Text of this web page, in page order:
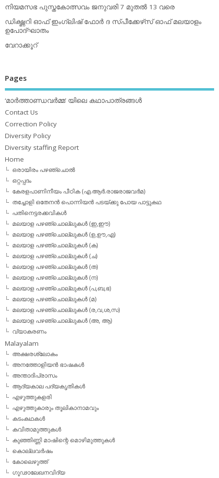
നിയമസഭ പുസ്തകോത്സവം ജനുവരി 7 മുതല്‍ 13 വരെ
ഡിക്ഷ്ണറി ഓഫ് ഇംഗ്ലിഷ് ഫോര്‍ ദ സ്പീക്കേഴ്‌സ് ഓഫ് മലയാളം
ഉപോദ്ഘാതം
വേറാക്കൂറ്
Pages
‘മാര്‍ത്താണ്ഡവര്‍മ്മ’ യിലെ കഥാപാത്രങ്ങള്‍
Contact Us
Correction Policy
Diversity Policy
Diversity staffing Report
Home
ഒരായിരം പഴഞ്ചൊല്‍
ഒറ്റപ്പദം
കേരളപാണിനീയം പീഠിക (എ.ആര്‍.രാജരാജവര്‍മ)
തച്ചോളി ഒതേനൻ പൊന്നിയൻ പടയ്‌ക്കു പോയ പാട്ടുകഥ
പതിനെട്ടരക്കവികള്‍
മലയാള പഴഞ്ചൊല്ലുകള്‍ (ഇ,ഈ)
മലയാള പഴഞ്ചൊല്ലുകള്‍ (ഉ,ഊ,എ)
മലയാള പഴഞ്ചൊല്ലുകള്‍ (ക)
മലയാള പഴഞ്ചൊല്ലുകള്‍ (ച)
മലയാള പഴഞ്ചൊല്ലുകള്‍ (ത)
മലയാള പഴഞ്ചൊല്ലുകള്‍ (ന)
മലയാള പഴഞ്ചൊല്ലുകള്‍ (പ,ബ,ഭ)
മലയാള പഴഞ്ചൊല്ലുകള്‍ (മ)
മലയാള പഴഞ്ചൊല്ലുകള്‍ (ര,വ,ശ,സ)
മലയാള പഴഞ്ചൊല്ലുകൾ (അ, ആ)
വ്യാകരണം
Malayalam
അക്ഷരശ്ലോകം
അനത്തോളിയന്‍ ഭാഷകള്‍
അന്താദിപ്രാസം
ആദ്യകാല പദ്യകൃതികള്‍
എഴുത്തുകളരി
എഴുത്തുകാരും തൂലികാനാമവും
കടംകഥകള്‍
കവിതാമുത്തുകള്‍
കുഞ്ഞിണ്ണി മാഷിന്റെ മൊഴിമുത്തുകള്‍
കൊല്ലവര്‍ഷം
കോലെഴുത്ത്
ഗൂഢാലേഖനവിദ്യ